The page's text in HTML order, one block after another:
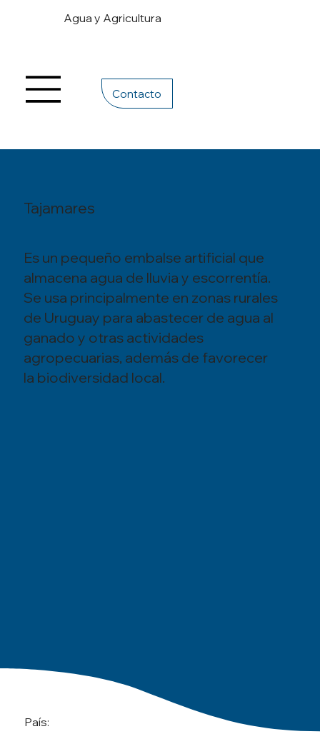
Agua y Agricultura
Contacto
Tajamares
Es un pequeño embalse artificial que
almacena agua de lluvia y escorrentía.
Se usa principalmente en zonas rurales
de Uruguay para abastecer de agua al
ganado y otras actividades
agropecuarias, además de favorecer
la biodiversidad local.
País: